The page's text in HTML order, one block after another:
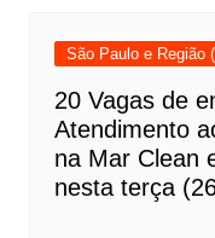
São Paulo e Região
20 Vagas de
Atendimento
na Mar Clean
nesta terça